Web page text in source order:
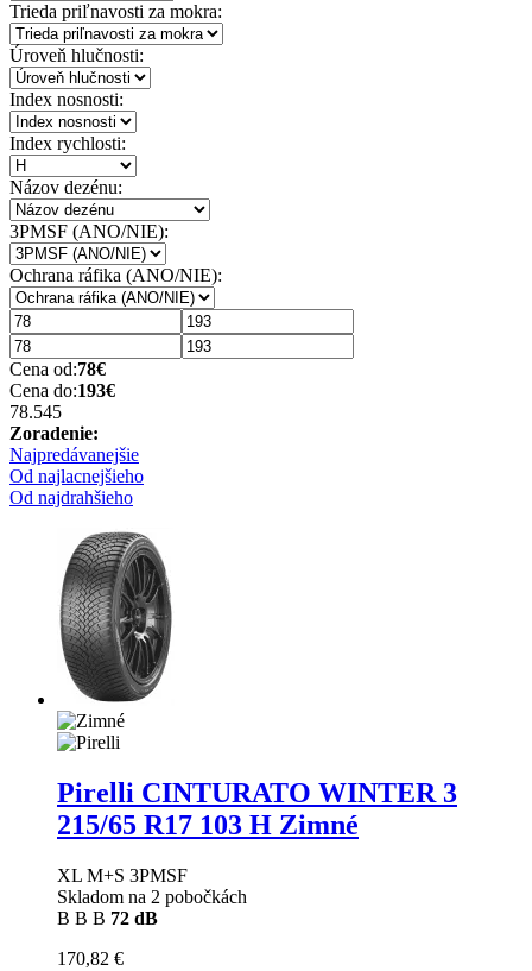
Trieda priľnavosti za mokra:
Úroveň hlučnosti:
Index nosnosti:
Index rychlosti:
Názov dezénu:
3PMSF (ANO/NIE):
Ochrana ráfika (ANO/NIE):
Cena od:78€
Cena do:193€
78.545
Zoradenie:
Najpredávanejšie
Od najlacnejšieho
Od najdrahšieho
Pirelli CINTURATO WINTER 3
215/65 R17 103 H Zimné
XL M+S 3PMSF
Skladom na 2 pobočkách
B B B 72 dB
170,82 €